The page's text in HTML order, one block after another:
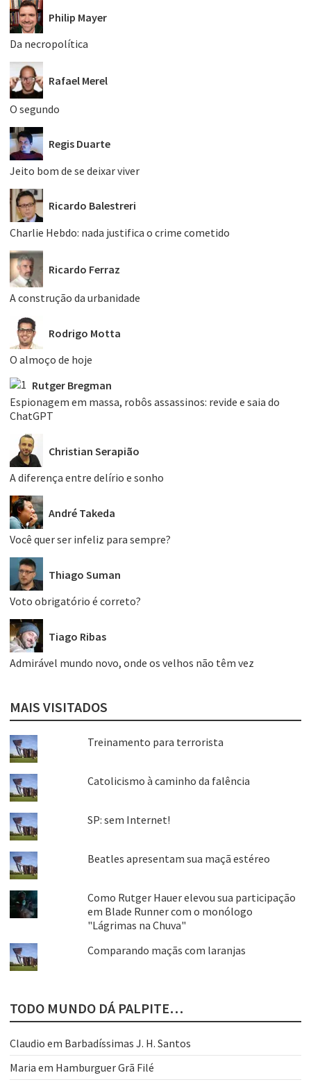
Philip Mayer
Da necropolítica
Rafael Merel
O segundo
Regis Duarte
Jeito bom de se deixar viver
Ricardo Balestreri
Charlie Hebdo: nada justifica o crime cometido
Ricardo Ferraz
A construção da urbanidade
Rodrigo Motta
O almoço de hoje
Rutger Bregman
Espionagem em massa, robôs assassinos: revide e saia do
ChatGPT
Christian Serapião
A diferença entre delírio e sonho
André Takeda
Você quer ser infeliz para sempre?
Thiago Suman
Voto obrigatório é correto?
Tiago Ribas
Admirável mundo novo, onde os velhos não têm vez
MAIS VISITADOS
Treinamento para terrorista
Catolicismo à caminho da falência
SP: sem Internet!
Beatles apresentam sua maçã estéreo
Como Rutger Hauer elevou sua participação
em Blade Runner com o monólogo
"Lágrimas na Chuva"
Comparando maçãs com laranjas
TODO MUNDO DÁ PALPITE…
Claudio em Barbadíssimas J. H. Santos
Maria em Hamburguer Grã Filé